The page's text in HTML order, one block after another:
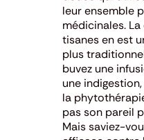
leur ensemble
médicinales.
tisanes en est
plus
buvez une
une
la
pas son pareil
Mais saviez-